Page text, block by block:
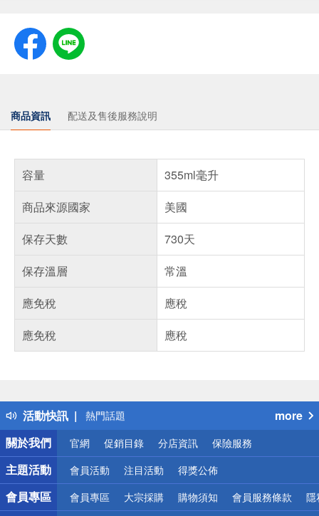
商品資訊 配送及售後服務說明
容量
355ml毫升
商品來源國家
美國
保存天數
730天
保存溫層
常溫
應免稅
應稅
應免稅
應稅
活動快訊
得獎公告
熱門話題
銀行優惠
偏遠地區配送
詐騙網頁！請小心！
more
關於我們
官網 促銷目錄 分店資訊 保險服務
主題活動 會員活動 注目活動 得獎公佈
會員專區 會員專區 大宗採購 購物須知 會員服務條款 隱